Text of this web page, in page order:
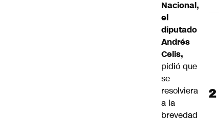
Nacional,
el
diputado
Andrés
Celis,
pidió que
se
resolviera
a la
brevedad